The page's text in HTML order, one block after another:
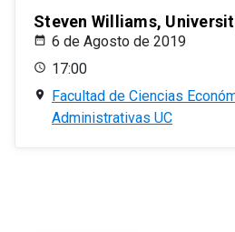
Steven Williams,
6 de Agosto de 2019
17:00
Facultad de Ciencias
Administrativas UC